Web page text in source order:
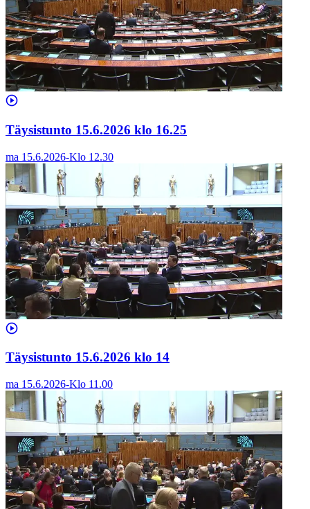
Täysistunto 15.6.2026 klo 16.25
ma 15.6.2026-Klo 12.30
Täysistunto 15.6.2026 klo 14
ma 15.6.2026-Klo 11.00